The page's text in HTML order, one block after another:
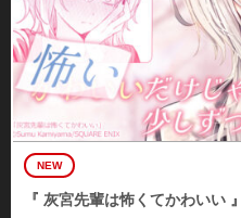
NEW
『 灰宮先輩は怖くてかわいい 』